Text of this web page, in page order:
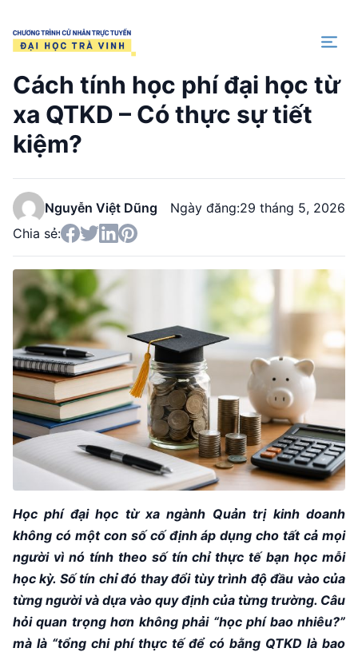
Trang chủ
Cách tính học phí đại học từ
xa QTKD – Có thực sự tiết
kiệm?
Nguyễn Việt Dũng Ngày đăng:29 tháng 5, 2026
Chia sẻ:
Học phí đại học từ xa ngành Quản trị kinh doanh
không có một con số cố định áp dụng cho tất cả mọi
người vì nó tính theo số tín chỉ thực tế bạn học mỗi
học kỳ. Số tín chỉ đó thay đổi tùy trình độ đầu vào của
từng người và dựa vào quy định của từng trường. Câu
hỏi quan trọng hơn không phải “học phí bao nhiêu?”
mà là “tổng chi phí thực tế để có bằng QTKD là bao